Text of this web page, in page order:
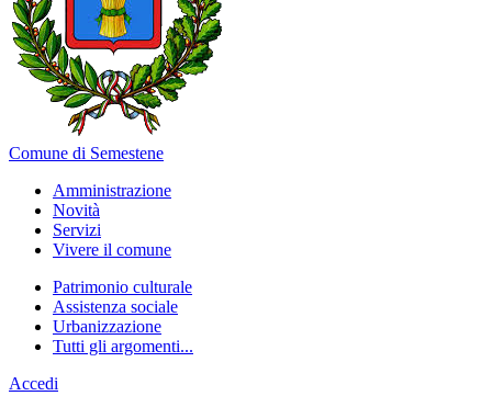
Comune di Semestene
Amministrazione
Novità
Servizi
Vivere il comune
Patrimonio culturale
Assistenza sociale
Urbanizzazione
Tutti gli argomenti...
Accedi